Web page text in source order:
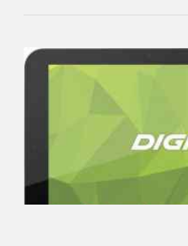
Sony
Ulefone